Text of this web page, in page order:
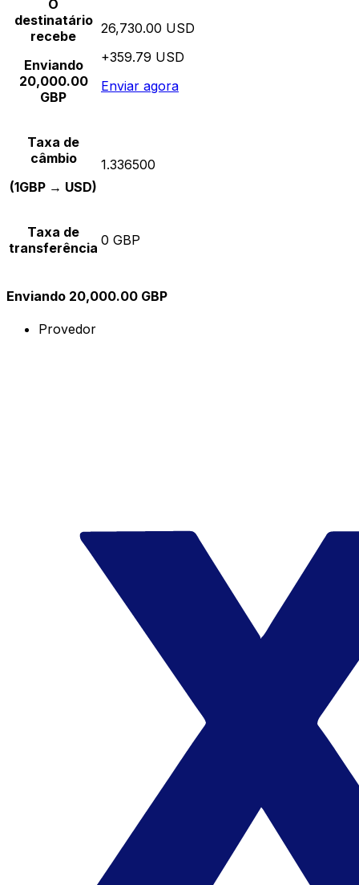
O
destinatário
recebe
Enviando
20,000.00
GBP
26,730.00 USD
+359.79 USD
Enviar agora
Taxa de
câmbio
(1GBP → USD)
1.336500
Taxa de
transferência 0 GBP
Enviando 20,000.00 GBP
Provedor